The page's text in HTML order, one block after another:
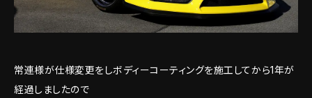
常連様が仕様変更をしボディーコーティングを施工してから1年が
経過しましたので